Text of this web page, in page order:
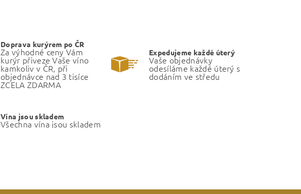
Doprava kurýrem po ČR
Za výhodné ceny Vám
kurýr přiveze Vaše víno
kamkoliv v ČR, při
objednávce nad 3 tisíce
ZCELA ZDARMA
Expedujeme každé úterý
Vaše objednávky
odesíláme každé úterý s
dodáním ve středu
Vína jsou skladem
Všechna vína jsou skladem